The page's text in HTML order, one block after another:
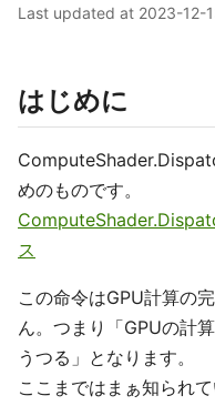
Last updated at 2023-12-
はじめに
めのものです。
ス
この命令はGPU計算の
ん。つまり「GPUの計
うつる」となります。
ここまではまぁ知られて